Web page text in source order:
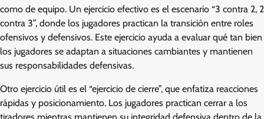
como de equipo. Un ejercicio efectivo es el escenario “3 contra 2, 2
contra 3”, donde los jugadores practican la transición entre roles
ofensivos y defensivos. Este ejercicio ayuda a evaluar qué tan bien
los jugadores se adaptan a situaciones cambiantes y mantienen
sus responsabilidades defensivas.
Otro ejercicio útil es el “ejercicio de cierre”, que enfatiza reacciones
rápidas y posicionamiento. Los jugadores practican cerrar a los